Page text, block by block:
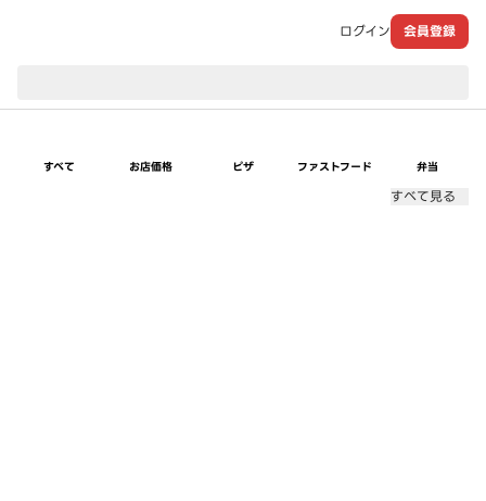
ログイン 会員登録
すべて お店価格 ピザ ファストフード 弁当
すべて見る